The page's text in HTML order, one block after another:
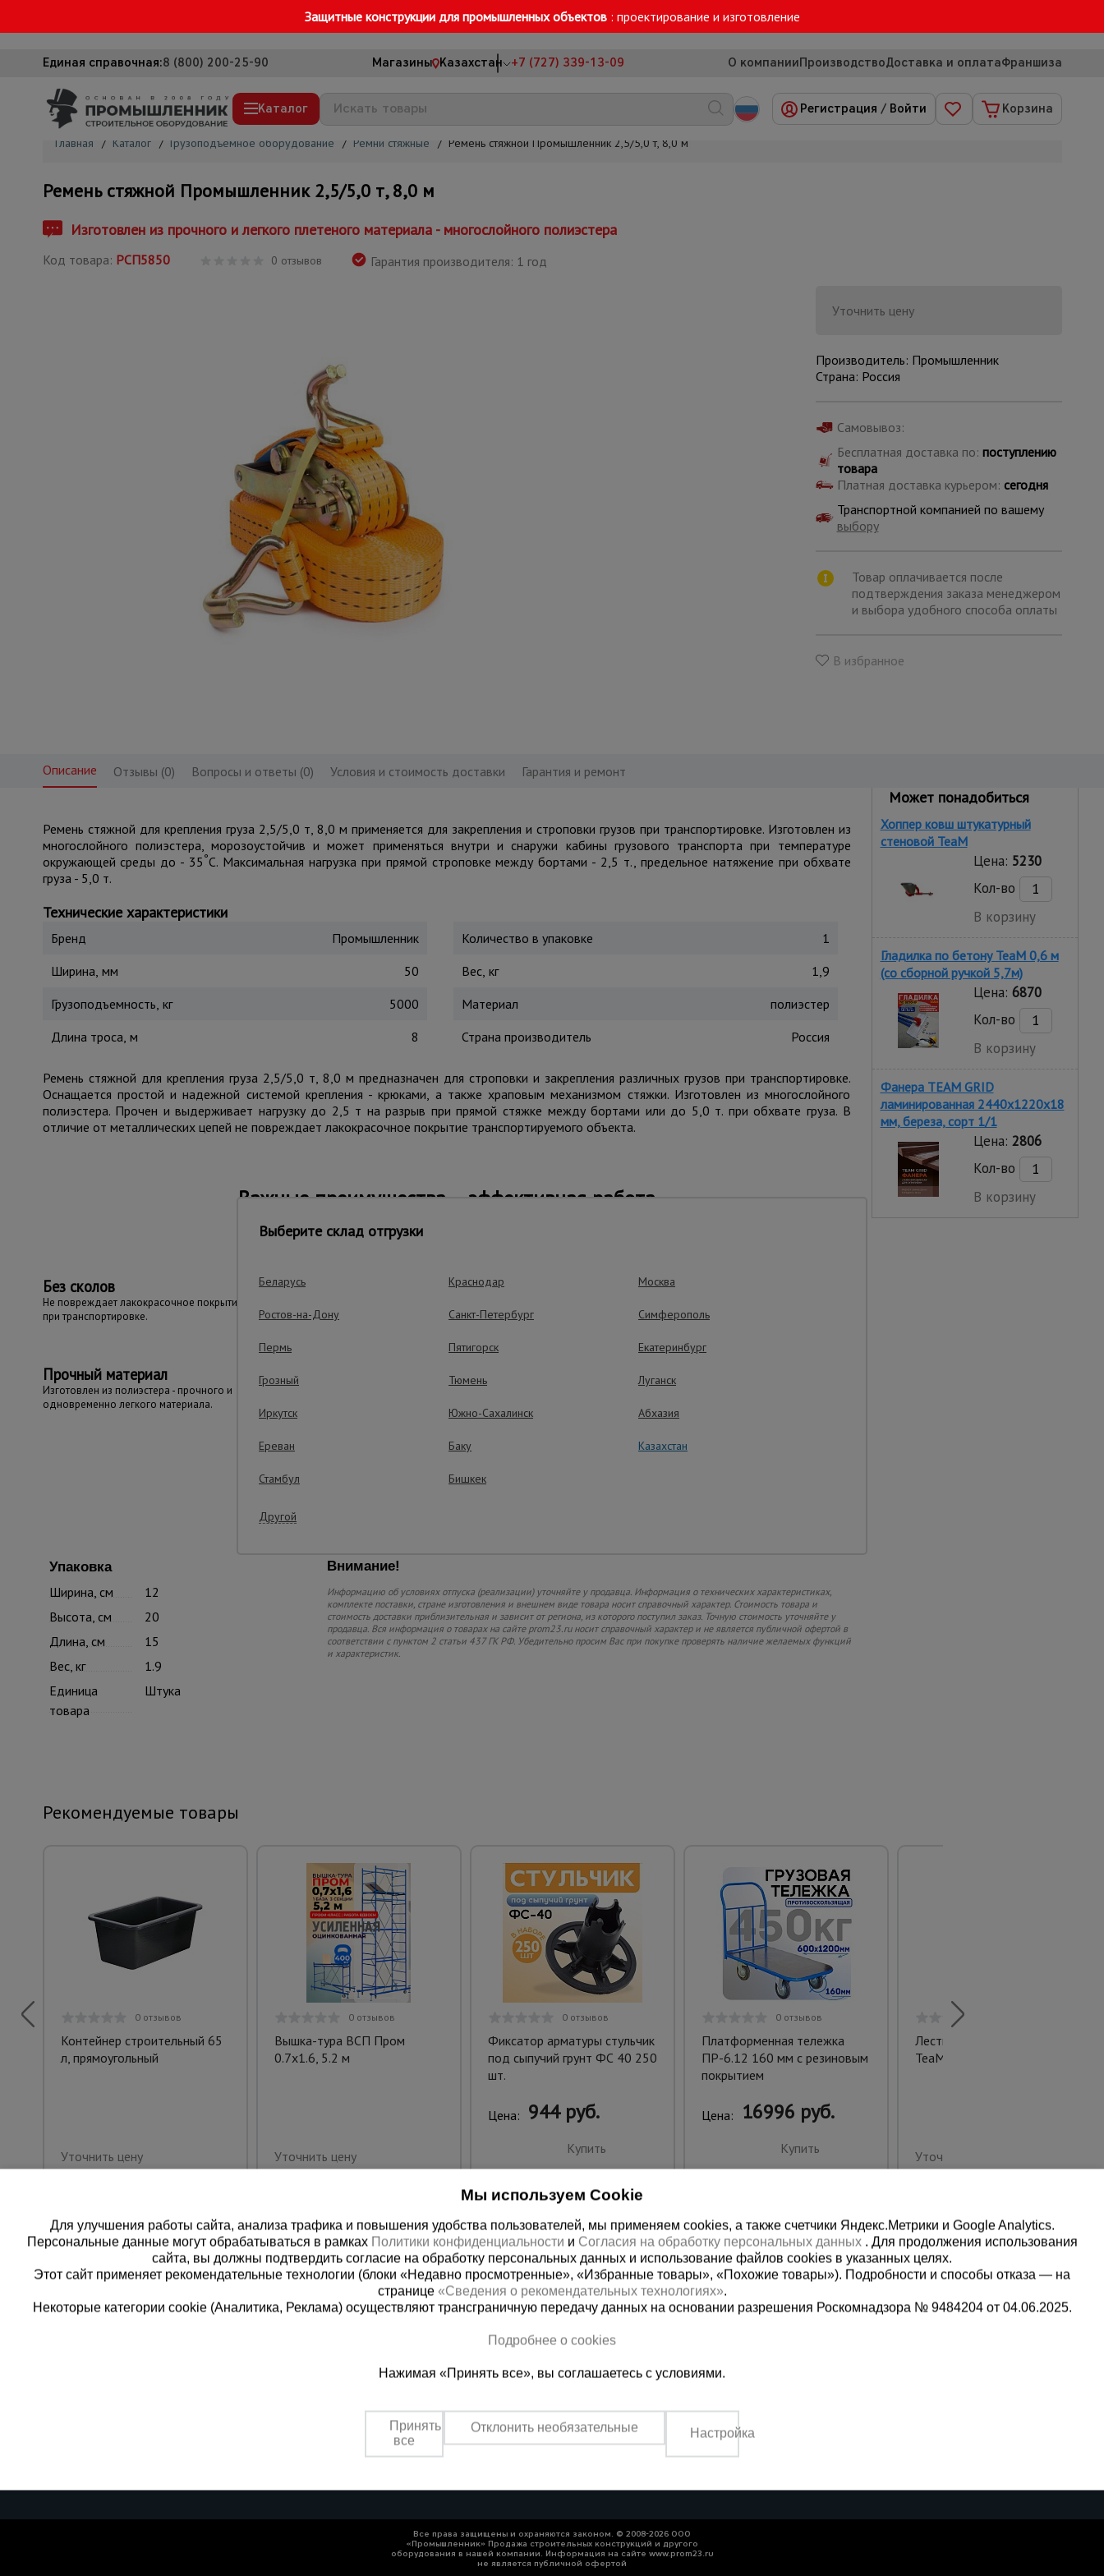
Защитные конструкции для промышленных объектов : проектирование и изготовление
Единая справочная:8 (800) 200-25-90 Магазины Казахстан +7 (727) 339-13-09 О компанииПроизводствоДоставка и оплатаФраншиза
Каталог
Вышки-туры
Сетка, тенты, брезенты
Вибротехника для строительства
Оборудование для работы с арматурой
Оборудование для бетонных работ
Техника для склада
Тачки строительные и садовые
Лестницы и стремянки
Штукатурные комплекты
Сварочные аппараты
Регистрация / Войти Корзина
Главная / Каталог / Грузоподъемное оборудование / Ремни стяжные / Ремень стяжной Промышленник 2,5/5,0 т, 8,0 м
Ремень стяжной Промышленник 2,5/5,0 т, 8,0 м
Изготовлен из прочного и легкого плетеного материала - многослойного полиэстера
Код товара: РСП5850 0 отзывов Гарантия производителя: 1 год
Уточнить цену
Производитель: Промышленник
Страна: Россия
Самовывоз:
Бесплатная доставка по: поступлению
товара
Платная доставка курьером: сегодня
Транспортной компанией по вашему
выбору
Товар оплачивается после
подтверждения заказа менеджером
и выбора удобного способа оплаты
В избранное
Описание Отзывы (0) Вопросы и ответы (0) Условия и стоимость доставки Гарантия и ремонт
Ремень стяжной для крепления груза 2,5/5,0 т, 8,0 м применяется для закрепления и строповки грузов при транспортировке. Изготовлен из
многослойного полиэстера, морозоустойчив и может применяться внутри и снаружи кабины грузового транспорта при температуре
окружающей среды до - 35 °С. Максимальная нагрузка при прямой строповке между бортами - 2,5 т., предельное натяжение при обхвате
груза - 5,0 т.
Технические характеристики
Бренд
Промышленник
Ширина, мм
50
Грузоподъемность, кг
5000
Длина троса, м
8
Количество в упаковке
1
Вес, кг
1,9
Материал
полиэстер
Страна производитель
Россия
Ремень стяжной для крепления груза 2,5/5,0 т, 8,0 м предназначен для строповки и закрепления различных грузов при транспортировке.
Оснащается простой и надежной системой крепления - крюками, а также храповым механизмом стяжки. Изготовлен из многослойного
полиэстера. Прочен и выдерживает нагрузку до 2,5 т на разрыв при прямой стяжке между бортами или до 5,0 т. при обхвате груза. В
отличие от металлических цепей не повреждает лакокрасочное покрытие транспортируемого объекта.
Важные преимущества – эффективная работа
Без сколов
Не повреждает лакокрасочное покрытие
при транспортировке.
Прочный материал
Изготовлен из полиэстера - прочного и
одновременно легкого материала.
Универсальное приспособление
крюками для транспортировки автомобилей
Держит нагрузку
обхвате груза - 5,0 т.
Упаковка
Ширина, см
12
Высота, см
20
Длина, см
15
Вес, кг
1.9
Единица
товара
Штука
Внимание!
Информацию об условиях отпуска (реализации) уточняйте у продавца. Информация о технических характеристиках,
комплекте поставки, стране изготовления и внешнем виде товара носит справочный характер. Стоимость товара и
стоимость доставки приблизительная и зависит от региона, из которого поступил заказ. Точную стоимость уточняйте у
продавца. Вся информация о товарах на сайте prom23.ru носит справочный характер и не является публичной офертой в
соответствии с пунктом 2 статьи 437 ГК РФ. Убедительно просим Вас при покупке проверять наличие желаемых функций
и характеристик.
Может понадобиться
Хоппер ковш штукатурный
стеновой TeaM
Цена: 5230
Кол-во
В корзину
Гладилка по бетону TeaM 0,6 м
(со сборной ручкой 5,7м)
Цена: 6870
Кол-во
В корзину
Фанера TEAM GRID
ламинированная 2440х1220х18
мм, береза, сорт 1/1
Цена: 2806
Кол-во
В корзину
Рекомендуемые товары
0 отзывов
Контейнер строительный 65
л, прямоугольный
Уточнить цену
0 отзывов
Вышка-тура ВСП Пром
0.7х1.6, 5.2 м
Уточнить цену
0 отзывов
Фиксатор арматуры стульчик
под сыпучий грунт ФС 40 250
шт.
Цена: 944 руб.
Купить
0 отзывов
Платформенная тележка
ПР-6.12 160 мм с резиновым
покрытием
Цена: 16996 руб.
Купить
Лестница трехсекционная
TeaM SC3007
Уточнить цену
8 (800) 200-25-90
бесплатно по России
+7 (727) 339-13-09
Пн-Вс: с 9:00 до 18:00
Все права защищены и охраняются законом. © 2008-2026 ООО
«Промышленник» Продажа строительных конструкций и другого
оборудования в нашей компании. Информация на сайте www.prom23.ru
не является публичной офертой
Выберите склад отгрузки
Беларусь Краснодар Москва
Ростов-на-Дону Санкт-Петербург Симферополь
Пермь Пятигорск Екатеринбург
Грозный Тюмень Луганск
Иркутск Южно-Сахалинск Абхазия
Ереван Баку Казахстан
Стамбул Бишкек
Другой
Мы используем Cookie
Для улучшения работы сайта, анализа трафика и повышения удобства пользователей, мы применяем cookies, а также счетчики Яндекс.Метрики и Google Analytics.
Персональные данные могут обрабатываться в рамках Политики конфиденциальности и Согласия на обработку персональных данных . Для продолжения использования
сайта, вы должны подтвердить согласие на обработку персональных данных и использование файлов cookies в указанных целях.
Этот сайт применяет рекомендательные технологии (блоки «Недавно просмотренные», «Избранные товары», «Похожие товары»). Подробности и способы отказа — на
странице «Сведения о рекомендательных технологиях».
Некоторые категории cookie (Аналитика, Реклама) осуществляют трансграничную передачу данных на основании разрешения Роскомнадзора № 9484204 от 04.06.2025.
Подробнее о cookies
Нажимая «Принять все», вы соглашаетесь с условиями.
Принять
все
Отклонить необязательные Настройка